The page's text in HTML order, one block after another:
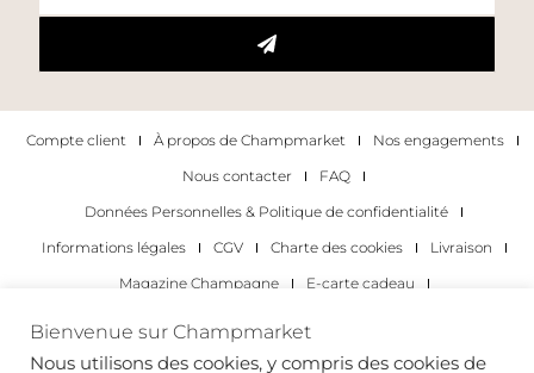
Compte client À propos de Champmarket
Nos engagements
Nous contacter
FAQ
Données Personnelles & Politique de confidentialité
Informations légales
CGV Charte des cookies
Livraison
Magazine Champagne
E-carte cadeau
Les occasions pour déguster du champagne
Pour les particuliers
Bienvenue sur Champmarket
Nous utilisons des cookies, y compris des cookies de